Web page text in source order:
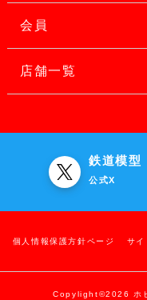
会員
店舗一覧
鉄道模型
公式X
個人情報保護方針ページ サイ
Copylight©2026 ホ